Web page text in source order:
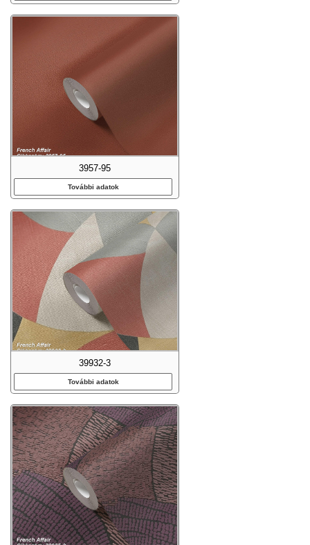
3957-95
További adatok
39932-3
További adatok